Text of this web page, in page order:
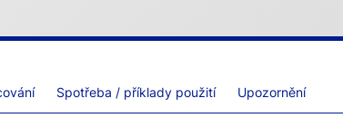
Spotřeba / příklady použití Upozornění